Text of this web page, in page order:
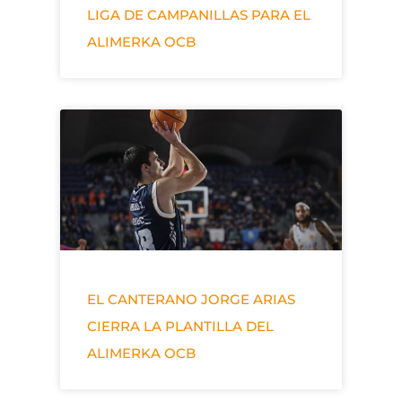
LIGA DE CAMPANILLAS PARA EL
ALIMERKA OCB
EL CANTERANO JORGE ARIAS
CIERRA LA PLANTILLA DEL
ALIMERKA OCB